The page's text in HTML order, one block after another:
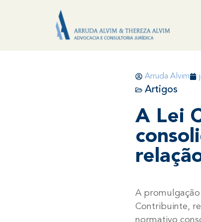
Arruda Alvim
Artigos
A Lei
A
Contribuinte,
normativo